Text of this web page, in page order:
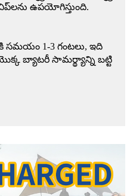
చిప్‌లను ఉపయోగిస్తుంది.
సమయం 1-3 గంటలు, ఇది
బ్యాటరీ సామర్థ్యాన్ని బట్టి